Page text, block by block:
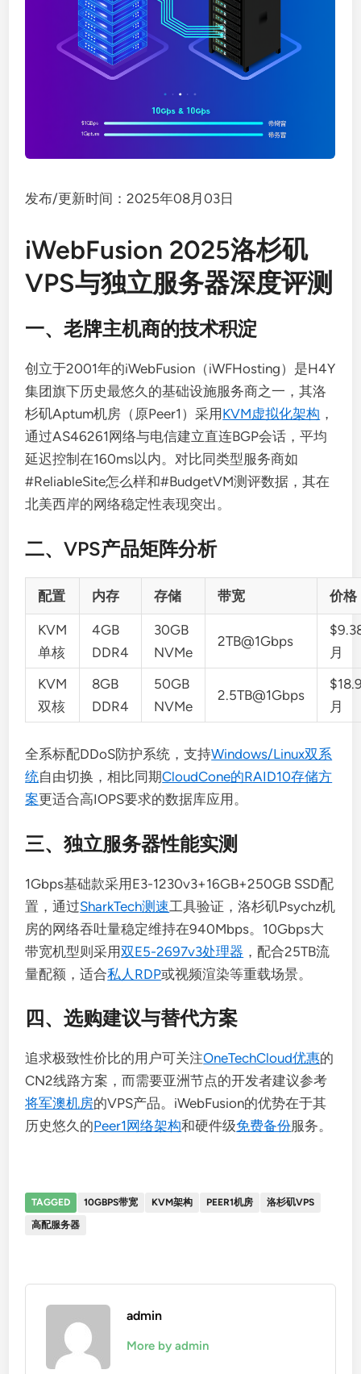
发布/更新时间：2025年08月03日
iWebFusion 2025洛杉矶
VPS与独立服务器深度评测
一、老牌主机商的技术积淀
创立于2001年的iWebFusion（iWFHosting）是H4Y
集团旗下历史最悠久的基础设施服务商之一，其洛
杉矶Aptum机房（原Peer1）采用 KVM虚拟化架构 ，
通过AS46261网络与电信建立直连BGP会话，平均
延迟控制在160ms以内。对比同类型服务商如
#ReliableSite怎么样和#BudgetVM测评数据，其在
北美西岸的网络稳定性表现突出。
二、VPS产品矩阵分析
配置 内存 存储 带宽 价格
KVM
单核
4GB
DDR4
30GB
NVMe
2TB@1Gbps
月
KVM
双核
8GB
DDR4
50GB
NVMe
2.5TB@1Gbps
月
全系标配DDoS防护系统，支持Windows/Linux双系
统自由切换，相比同期CloudCone的RAID10存储方
案更适合高IOPS要求的数据库应用。
三、独立服务器性能实测
1Gbps基础款采用E3-1230v3+16GB+250GB SSD配
置，通过SharkTech测速工具验证，洛杉矶Psychz机
房的网络吞吐量稳定维持在940Mbps。10Gbps大
带宽机型则采用双E5-2697v3处理器 ，配合25TB流
量配额，适合私人RDP或视频渲染等重载场景。
四、选购建议与替代方案
追求极致性价比的用户可关注OneTechCloud优惠的
CN2线路方案，而需要亚洲节点的开发者建议参考
将军澳机房的VPS产品。iWebFusion的优势在于其
历史悠久的Peer1网络架构和硬件级免费备份服务。
TAGGED 10GBPS带宽 KVM架构 PEER1机房
洛杉矶VPS
高配服务器
admin
More by admin